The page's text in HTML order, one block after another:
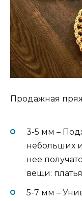
Продажная
3-5 мм –
небольших
нее
вещи:
5-7 мм –